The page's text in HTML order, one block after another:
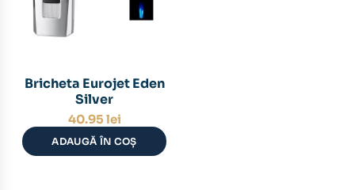
Bricheta Eurojet Eden
Silver
40.95 lei
ADAUGĂ ÎN COȘ